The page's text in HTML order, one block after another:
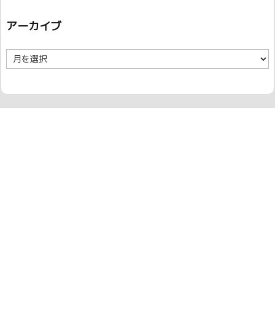
アーカイブ
ア
ー
イ
ブ